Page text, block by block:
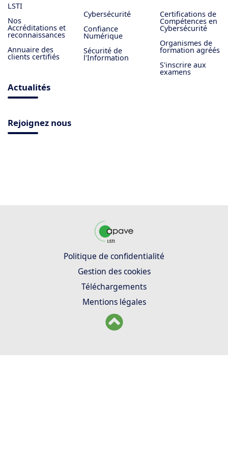
LSTI
Nos
Accréditations et
reconnaissances
Annuaire des
clients certifiés
Cybersécurité
Confiance
Numérique
Sécurité de
l'Information
Certifications de
Compétences en
Cybersécurité
Organismes de
formation agréés
S'inscrire aux
examens
Actualités
Rejoignez nous
Politique de confidentialité
Gestion des cookies
Téléchargements
Mentions légales